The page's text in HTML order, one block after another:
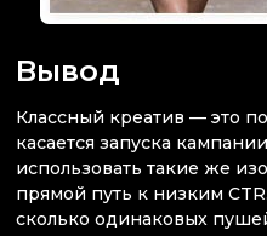
Вывод
Классный креатив — это
касается запуска
использовать такие же
прямой путь к низким
сколько одинаковых